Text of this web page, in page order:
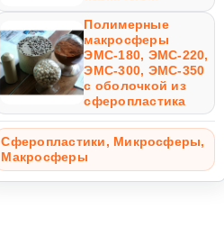
Полимерные
макросферы
ЭМС-180, ЭМС-220,
ЭМС-300, ЭМС-350
с оболочкой из
сферопластика
Сферопластики, Микросферы,
Макросферы